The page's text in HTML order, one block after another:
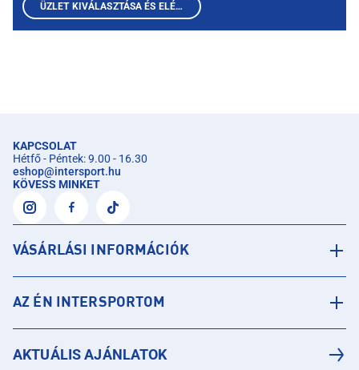
ÜZLET KIVÁLASZTÁSA ÉS ELÉRHETŐ TERMÉKEK MEGTEKINTÉSE
KAPCSOLAT
Hétfő - Péntek: 9.00 - 16.30
eshop@intersport.hu
KÖVESS MINKET
VÁSÁRLÁSI INFORMÁCIÓK
AZ ÉN INTERSPORTOM
AKTUÁLIS AJÁNLATOK